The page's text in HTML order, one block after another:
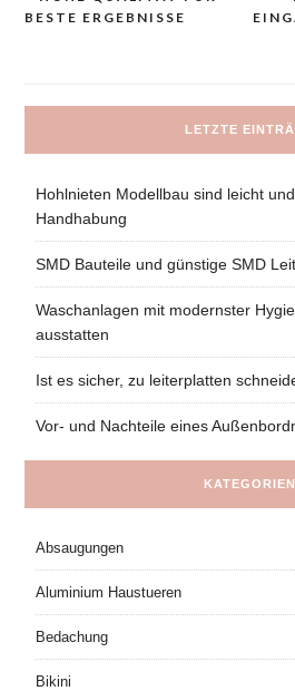
prispevka
BESTE ERGEBNISSE
LETZTE
Hohlnieten Modellbau sind leicht
Handhabung
SMD Bauteile und günstige SMD
Waschanlagen mit modernster
ausstatten
Ist es sicher, zu leiterplatten
Vor- und Nachteile eines
KATEGORIEN
Absaugungen
Aluminium Haustueren
Bedachung
Bikini